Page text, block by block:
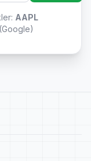
AAPL
(Google)